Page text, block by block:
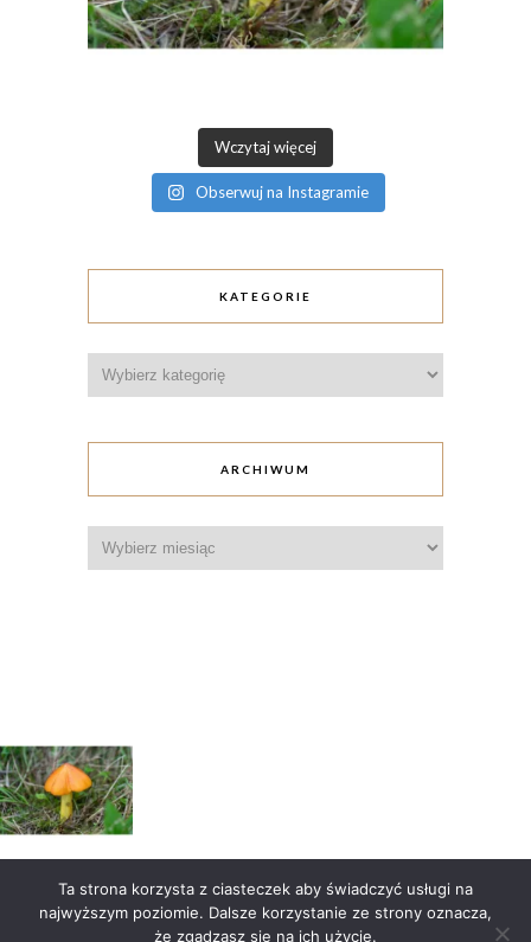
Wczytaj więcej
Obserwuj na Instagramie
KATEGORIE
ARCHIWUM
Wczytaj więcej Obserwuj na Instagramie
Ta strona korzysta z ciasteczek aby świadczyć usługi na
najwyższym poziomie. Dalsze korzystanie ze strony oznacza,
że zgadzasz się na ich użycie.